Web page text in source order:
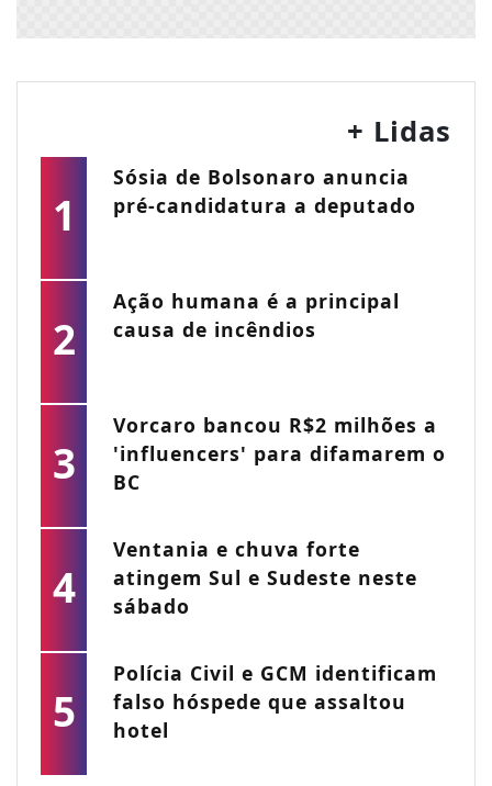
+ Lidas
1
Sósia de Bolsonaro anuncia
pré-candidatura a deputado
2
Ação humana é a principal
causa de incêndios
3
Vorcaro bancou R$2 milhões a
'influencers' para difamarem o
BC
4
Ventania e chuva forte
atingem Sul e Sudeste neste
sábado
5
Polícia Civil e GCM identificam
falso hóspede que assaltou
hotel